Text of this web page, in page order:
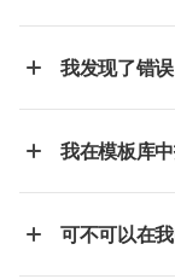
我发现了错
我在模板库
可不可以在